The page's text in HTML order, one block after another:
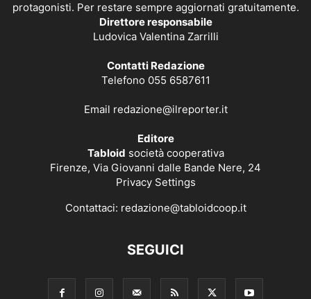
protagonisti. Per restare sempre aggiornati gratuitamente.
Direttore responsabile
Ludovica Valentina Zarrilli
Contatti Redazione
Telefono 055 6587611
Email redazione@ilreporter.it
Editore
Tabloid società cooperativa
Firenze, Via Giovanni dalle Bande Nere, 24
Privacy Settings
Contattaci: redazione@tabloidcoop.it
SEGUICI